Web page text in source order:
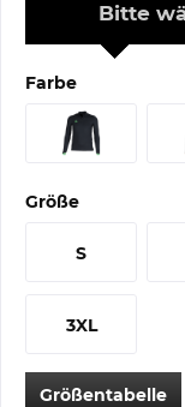
Bitte
Farbe
Größe
S
3XL
Größentabelle